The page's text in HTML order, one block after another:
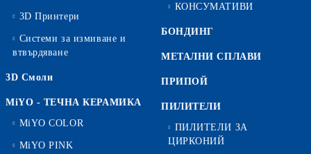
3D Принтери
Системи за измиване и
втвърдяване
3D Смоли
MiYO - ТЕЧНА КЕРАМИКА
MiYO COLOR
MiYO PINK
КОНСУМАТИВИ
БОНДИНГ
МЕТАЛНИ СПЛАВИ
ПРИПОЙ
ПИЛИТЕЛИ
ПИЛИТЕЛИ ЗА
ЦИРКОНИЙ